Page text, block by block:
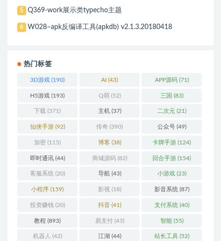
5 Q369-work展示类typecho主题
6 W028–apk反编译工具(apkdb) v2.1.3.20180418
热门标签
3D游戏 (190) AI (43) APP源码(71)
H5游戏 (193) Q萌(52) 三国 (83)
下载 (371) 主机(37) 二次元(21)
仙侠手游(92) 传奇 (390) 公众号(49)
加密 (115) 博客(38) 卡牌手游 (124)
即时通讯(44) 商城源码(82) 回合手游 (154)
客服系统 (20) 导航(43) 小游戏(23)
小程序 (159) 影视(18) 影音系统 (87)
投资赚钱 (20) 抖音(41) 支付系统 (40)
教程 (893) 易支付(43) 智能(55)
机器人 (42) 江湖 (44) 站长工具(52)